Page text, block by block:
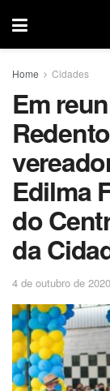
Home Cidades
Em
Edilma
do
da
4 de outubro de 2020